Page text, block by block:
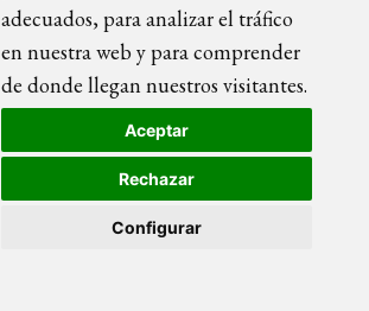
adecuados, para analizar el tráfico
en nuestra web y para comprender
de donde llegan nuestros visitantes.
Aceptar
Rechazar
Configurar